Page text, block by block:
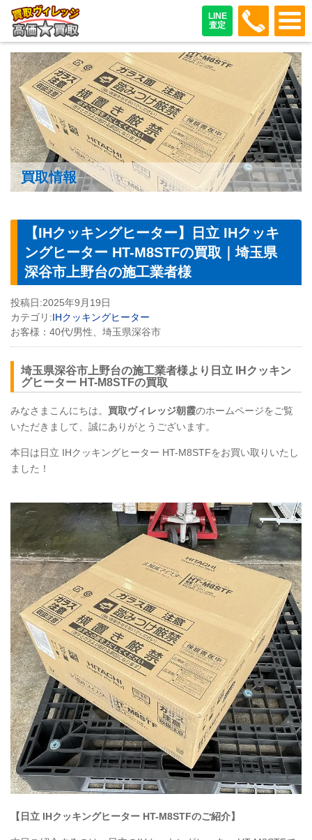
LINE
査定
048-
買取情報
【IHクッキングヒーター】日立 IHクッキ
ングヒーター HT-M8STFの買取｜埼玉県
深谷市上野台の施工業者様
投稿日:2025年9月19日
カテゴリ:IHクッキングヒーター
お客様： 40代/男性、埼玉県深谷市
埼玉県深谷市上野台の施工業者様より日立 IHクッキン
グヒーター HT-M8STFの買取
みなさまこんにちは。 買取ヴィレッジ朝霞のホームページをご覧
いただきまして、誠にありがとうございます。
本日は日立 IHクッキングヒーター HT-M8STFをお買い取りいたし
ました！
【日立 IHクッキングヒーター HT-M8STFのご紹介】